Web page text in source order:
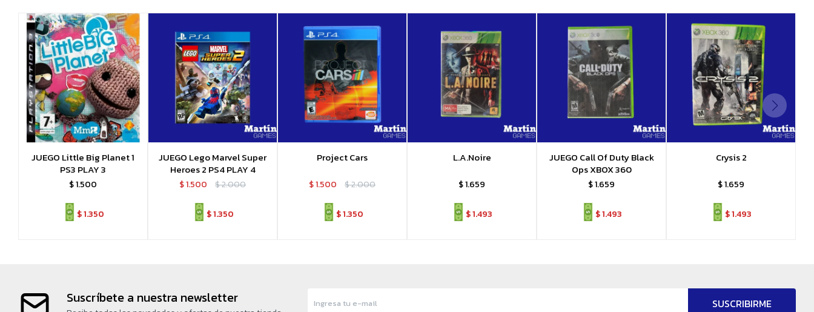
JUEGO Little Big Planet 1
PS3 PLAY 3
$1.500
$1.350
JUEGO Lego Marvel Super
Heroes 2 PS4 PLAY 4
$1.500 $2.000
$1.350
Project Cars
$1.500 $2.000
$1.350
L.A.Noire
$1.659
$1.493
JUEGO Call Of Duty Black
Ops XBOX 360
$1.659
$1.493
Crysis 2
$1.659
$1.493
Suscríbete a nuestra newsletter SUSCRIBIRME